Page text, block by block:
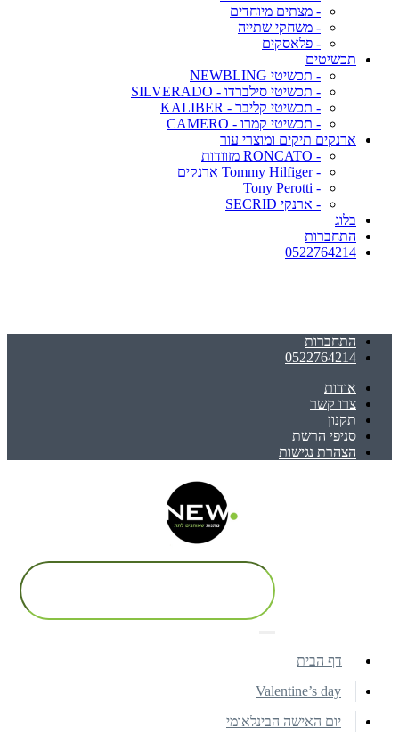
- מצתים מיוחדים
- משחקי שתייה
- פלאסקים
תכשיטים
- תכשיטי NEWBLING
- תכשיטי סילברדו - SILVERADO
- תכשיטי קליבר - KALIBER
- תכשיטי קמרו - CAMERO
ארנקים תיקים ומוצרי עור
- RONCATO מזוודות
- Tommy Hilfiger ארנקים
- Tony Perotti
- ארנקי SECRID
בלוג
התחברות
0522764214
התחברות
0522764214
אודות
צרו קשר
תקנון
סניפי הרשת
הצהרת נגישות
דף הבית
Valentine’s day
יום האישה הבינלאומי